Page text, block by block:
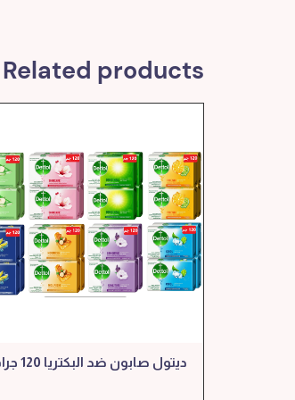
Related products
ديتول صابون ضد البكتريا 120 جرام